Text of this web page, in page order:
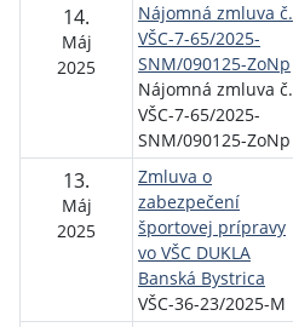
14.
Máj
2025
Nájomná zmluva č.
VŠC-7-65/2025-
SNM/090125-ZoNp
Nájomná zmluva č.
VŠC-7-65/2025-
SNM/090125-ZoNp
13.
Máj
2025
Zmluva o
zabezpečení
športovej prípravy
vo VŠC DUKLA
Banská Bystrica
VŠC-36-23/2025-M